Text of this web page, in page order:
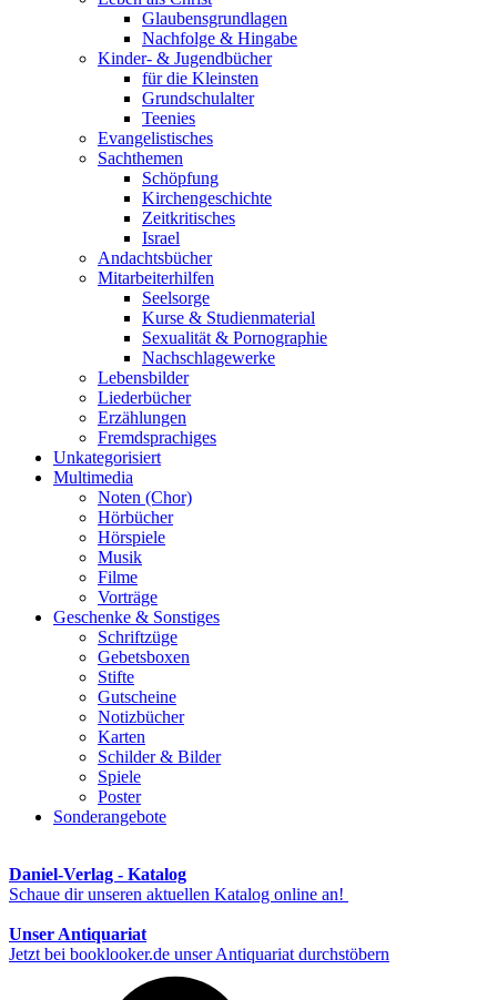
Glaubensgrundlagen
Nachfolge & Hingabe
Kinder- & Jugendbücher
für die Kleinsten
Grundschulalter
Teenies
Evangelistisches
Sachthemen
Schöpfung
Kirchengeschichte
Zeitkritisches
Israel
Andachtsbücher
Mitarbeiterhilfen
Seelsorge
Kurse & Studienmaterial
Sexualität & Pornographie
Nachschlagewerke
Lebensbilder
Liederbücher
Erzählungen
Fremdsprachiges
Unkategorisiert
Multimedia
Noten (Chor)
Hörbücher
Hörspiele
Musik
Filme
Vorträge
Geschenke & Sonstiges
Schriftzüge
Gebetsboxen
Stifte
Gutscheine
Notizbücher
Karten
Schilder & Bilder
Spiele
Poster
Sonderangebote
Daniel-Verlag - Katalog
Schaue dir unseren aktuellen Katalog online an!
Unser Antiquariat
Jetzt bei booklooker.de unser Antiquariat durchstöbern